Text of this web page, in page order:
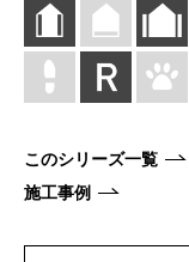
このシリーズ一覧
施工事例